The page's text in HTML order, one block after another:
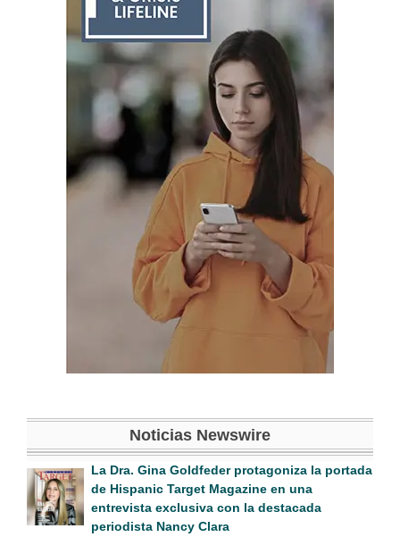
Noticias Newswire
La Dra. Gina Goldfeder protagoniza la portada
de Hispanic Target Magazine en una
entrevista exclusiva con la destacada
periodista Nancy Clara